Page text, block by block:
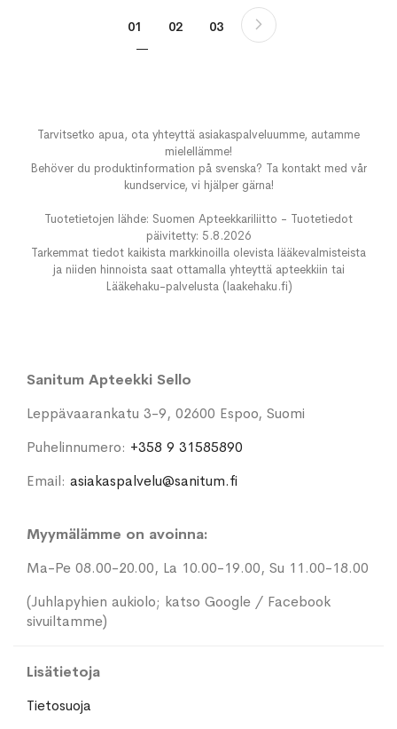
You're currently reading page
01 Sivu
02 Sivu
03 Sivu
Seuraava
Tarvitsetko apua, ota yhteyttä asiakaspalveluumme, autamme
mielellämme!
Behöver du produktinformation på svenska? Ta kontakt med vår
kundservice, vi hjälper gärna!
Tuotetietojen lähde: Suomen Apteekkariliitto - Tuotetiedot
päivitetty: 5.8.2026
Tarkemmat tiedot kaikista markkinoilla olevista lääkevalmisteista
ja niiden hinnoista saat ottamalla yhteyttä apteekkiin tai
Lääkehaku-palvelusta (laakehaku.fi)
Sanitum Apteekki Sello
Leppävaarankatu 3-9, 02600 Espoo, Suomi
Puhelinnumero: +358 9 31585890
Email: asiakaspalvelu@sanitum.fi
Myymälämme on avoinna:
Ma-Pe 08.00-20.00, La 10.00-19.00, Su 11.00-18.00
(Juhlapyhien aukiolo; katso Google / Facebook
sivuiltamme)
Lisätietoja
Tietosuoja